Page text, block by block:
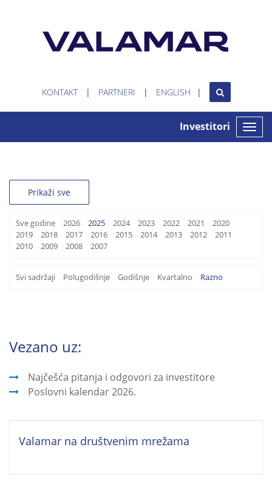
KONTAKT PARTNERI ENGLISH
Toggle
Investitori
Prikaži sve
Sve godine 2026 2025 2024 2023 2022 2021
2020
2019
2018 2017 2016 2015 2014 2013 2012
2011
2010
2009 2008 2007
Svi sadržaji Polugodišnje Godišnje Kvartalno Razno
Vezano uz:
Najčešća pitanja i odgovori za investitore
Poslovni kalendar 2026.
Valamar na društvenim mrežama